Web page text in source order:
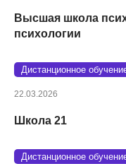
Высшая школа
психологии
Дистанционное
22.03.2026
Школа 21
Дистанционное